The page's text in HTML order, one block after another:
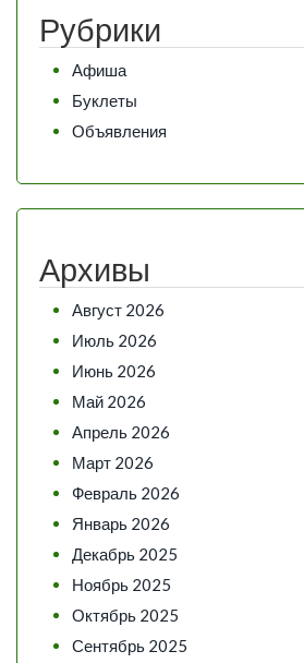
Рубрики
Афиша
Буклеты
Объявления
Архивы
Август 2026
Июль 2026
Июнь 2026
Май 2026
Апрель 2026
Март 2026
Февраль 2026
Январь 2026
Декабрь 2025
Ноябрь 2025
Октябрь 2025
Сентябрь 2025